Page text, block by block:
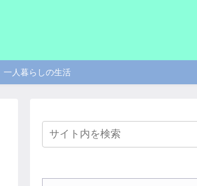
一人暮らしの生活